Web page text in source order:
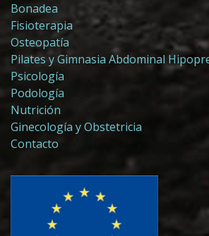
Bonadea
Fisioterapia
Osteopatía
Pilates y Gimnasia Abdominal
Psicología
Podología
Nutrición
Ginecología y Obstetricia
Contacto